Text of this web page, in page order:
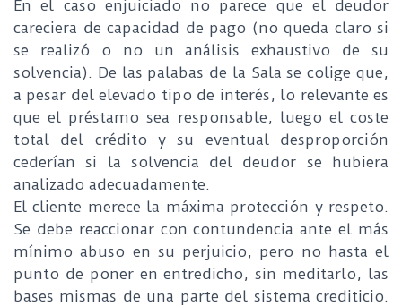
En el caso enjuiciado no parece que el deudor
careciera de capacidad de pago (no queda claro si
se realizó o no un análisis exhaustivo de su
solvencia). De las palabas de la Sala se colige que,
a pesar del elevado tipo de interés, lo relevante es
que el préstamo sea responsable, luego el coste
total del crédito y su eventual desproporción
cederían si la solvencia del deudor se hubiera
analizado adecuadamente.
El cliente merece la máxima protección y respeto.
Se debe reaccionar con contundencia ante el más
mínimo abuso en su perjuicio, pero no hasta el
punto de poner en entredicho, sin meditarlo, las
bases mismas de una parte del sistema crediticio.